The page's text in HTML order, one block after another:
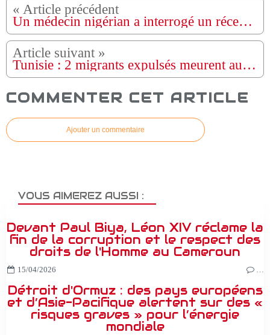
Un médecin nigérian a interrogé un récent rappeur photo, Olamide, partagé en ligne.
Tunisie : 2 migrants expulsés meurent aux portes du Sahara
COMMENTER CET ARTICLE
Ajouter un commentaire
VOUS AIMEREZ AUSSI :
Devant Paul Biya, Léon XIV réclame la
fin de la corruption et le respect des
droits de l'Homme au Cameroun
15/04/2026 …
Détroit d'Ormuz : des pays européens
et d’Asie-Pacifique alertent sur des «
risques graves » pour l’énergie
mondiale